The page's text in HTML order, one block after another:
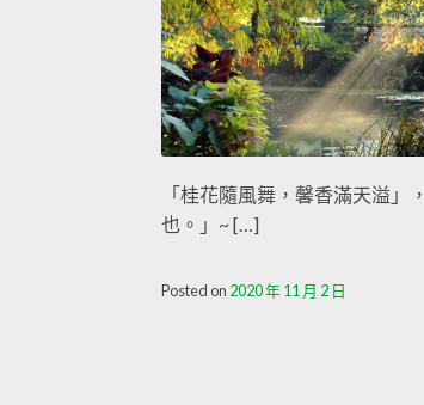
「桂花隨風舞，馨香滿天溢
也。」~ […]
Posted on 2020 年 11 月 2 日